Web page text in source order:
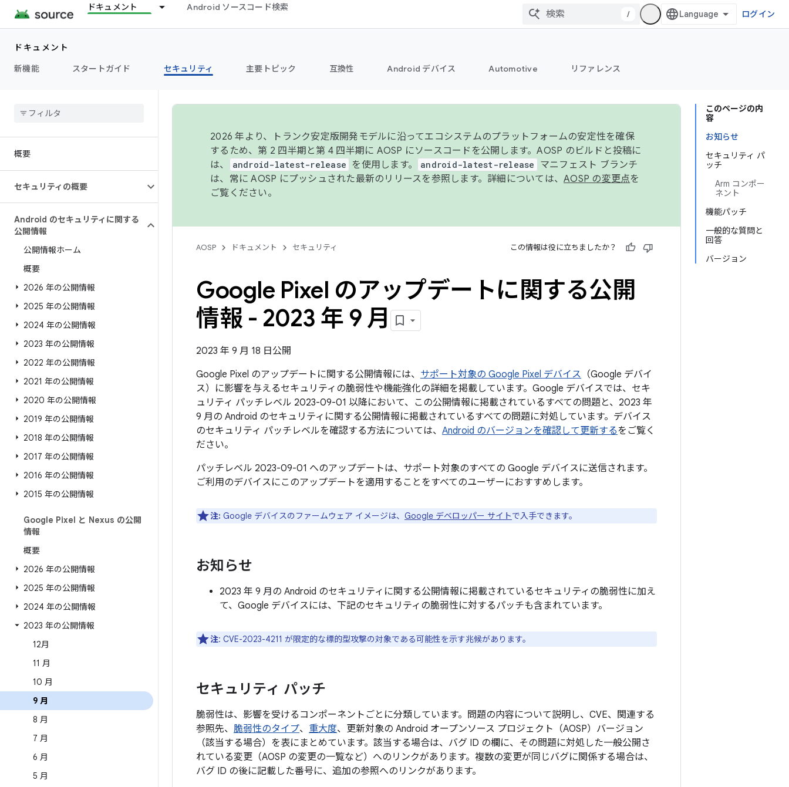
ドキュメント Android ソースコード検索
/ ログイン
ドキュメント
新機能
スタートガイド セキュリティ 主要トピック 互換性 Android デバイス Automotive リファレンス
概要
セキュリティの概要
Android のセキュリティに関する
公開情報
公開情報ホーム
概要
2026 年の公開情報
2025 年の公開情報
2024 年の公開情報
2023 年の公開情報
2022 年の公開情報
2021 年の公開情報
2020 年の公開情報
2019 年の公開情報
2018 年の公開情報
2017 年の公開情報
2016 年の公開情報
2015 年の公開情報
Google Pixel と Nexus の公開
情報
概要
2026 年の公開情報
2025 年の公開情報
2024 年の公開情報
2023 年の公開情報
12月
11 月
10 月
9 月
8 月
7 月
6 月
5 月
このページの内
容
お知らせ
セキュリティ パ
ッチ
Arm コンポー
ネント
機能パッチ
一般的な質問と
回答
バージョン
2026 年より、トランク安定版開発モデルに沿ってエコシステムのプラットフォームの安定性を確保
するため、第 2 四半期と第 4 四半期に AOSP にソースコードを公開します。AOSP のビルドと投稿に
は、
android-latest-release を使用します。 android-latest-release
マニフェスト ブランチ
は、常に AOSP にプッシュされた最新のリリースを参照します。詳細については、 AOSP の変更点を
ご覧ください。
AOSP ドキュメント セキュリティ この情報は役に立ちましたか？
Google Pixel のアップデートに関する公開
情報 - 2023 年 9 月
2023 年 9 月 18 日公開
Google Pixel のアップデートに関する公開情報には、 サポート対象の Google Pixel デバイス （Google デバイ
ス）に影響を与えるセキュリティの脆弱性や機能強化の詳細を掲載しています。Google デバイスでは、セキ
ュリティ パッチレベル 2023-09-01 以降において、この公開情報に掲載されているすべての問題と、2023 年
9 月の Android のセキュリティに関する公開情報に掲載されているすべての問題に対処しています。デバイス
のセキュリティ パッチレベルを確認する方法については、 Android のバージョンを確認して更新するをご覧く
ださい。
パッチレベル 2023-09-01 へのアップデートは、サポート対象のすべての Google デバイスに送信されます。
ご利用のデバイスにこのアップデートを適用することをすべてのユーザーにおすすめします。
注: Google デバイスのファームウェア イメージは、 Google デベロッパー サイトで入手できます。
お知らせ
2023 年 9 月の Android のセキュリティに関する公開情報に掲載されているセキュリティの脆弱性に加え
て、Google デバイスには、下記のセキュリティの脆弱性に対するパッチも含まれています。
注: CVE-2023-4211 が限定的な標的型攻撃の対象である可能性を示す兆候があります。
セキュリティ パッチ
脆弱性は、影響を受けるコンポーネントごとに分類しています。問題の内容について説明し、CVE、関連する
参照先、 脆弱性のタイプ、 重大度、更新対象の Android オープンソース プロジェクト（AOSP）バージョン
（該当する場合）を表にまとめています。該当する場合は、バグ ID の欄に、その問題に対処した一般公開さ
れている変更（AOSP の変更の一覧など）へのリンクがあります。複数の変更が同じバグに関係する場合は、
バグ ID の後に記載した番号に、追加の参照へのリンクがあります。